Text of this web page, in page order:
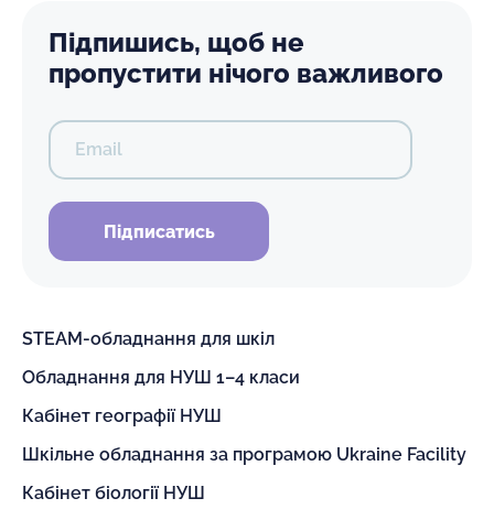
Підпишись, щоб не
пропустити нічого важливого
Email
Підписатись
STEAM-обладнання для шкіл
Обладнання для НУШ 1–4 класи
Кабінет географії НУШ
Шкільне обладнання за програмою Ukraine Facility
Кабінет біології НУШ